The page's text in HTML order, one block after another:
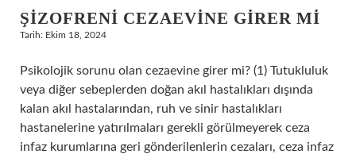
ŞIZOFRENI CEZAEVINE GIRER MI
Tarih: Ekim 18, 2024
Psikolojik sorunu olan cezaevine girer mi? (1) Tutukluluk
veya diğer sebeplerden doğan akıl hastalıkları dışında
kalan akıl hastalarından, ruh ve sinir hastalıkları
hastanelerine yatırılmaları gerekli görülmeyerek ceza
infaz kurumlarına geri gönderilenlerin cezaları, ceza infaz